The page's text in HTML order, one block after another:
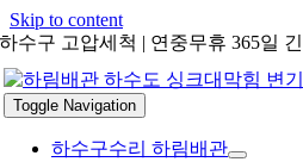
Skip to content
하수구 고압세척 | 연중무휴 365일
Toggle Navigation
하수구수리 하림배관